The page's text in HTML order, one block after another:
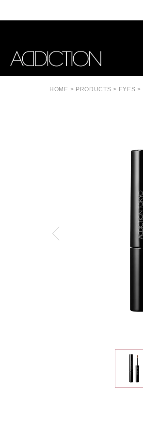
HOME > PRODUCTS > EYES >